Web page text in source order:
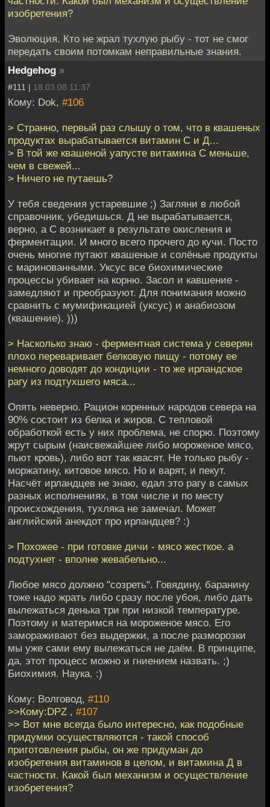
изобретения?
Эволюция. Кто не жрал тухлую рыбу - тот не смог
передать своим потомкам неправильные знания.
Hedgehog »
#111 | 18.03.08 11:37
Кому: Dok, #106
> Странно, первый раз слышу о том, что в квашеных
продуктах вырабатывается витамин С и Д...
> В той же квашеной уапусте витамина С меньше,
чем в свежей...
> Ничего не путаешь?
У тебя сведения устаревшие ;) Загляни в любой
справочник, убедишься. Д не вырабатывается,
верно, а С возникает в результате окисления и
ферментации. И много всего прочего до кучи. Посто
очень многие путают квашеные и солёные продукты
с маринованными. Уксус все биохимические
процессы убивает на корню. Засол и кавшение -
замедляют и преобразуют. Для понимания можно
сравнить с мумификацией (уксус) и анабиозом
(квашение). )))
> Насколько знаю - ферментная система у северян
плохо переваривает белковую пищу - потому ее
немного доводят до кондиции - то же ирландское
рагу из подтухшего мяса...
Опять неверно. Рацион коренных народов севера на
90% состоит из белка и жиров. С тепловой
обработкой есть у них проблема, не спорю. Поэтому
жрут сырым (наисвежайшее либо мороженое мясо,
пьют кровь), либо вот так квасят. Не только рыбу -
моржатину, китовое мясо. Но и варят, и пекут.
Насчёт ирландцев не знаю, едал это рагу в самых
разных исполнениях, в том числе и по месту
происхождения, тухляка не замечал. Может
английский анекдот про ирландцев? :)
> Похожее - при готовке дичи - мясо жесткое. а
подтухнет - вполне жевабельно...
Любое мясо должно "созреть". Говядину, баранину
тоже надо жрать либо сразу после убоя, либо дать
вылежаться денька три при низкой температуре.
Поэтому и материмся на мороженое мясо. Его
замораживают без выдержки, а после разморозки
мы уже сами ему вылежаться не даём. В принципе,
да, этот процесс можно и гниением назвать. ;)
Биохимия. Наука. :)
Кому: Волговод, #110
>>Кому:DPZ , #107
>> Вот мне всегда было интересно, как подобные
придумки осуществляются - такой способ
приготовления рыбы, он же придуман до
изобретения витаминов в целом, и витамина Д в
частности. Какой был механизм и осуществление
изобретения?